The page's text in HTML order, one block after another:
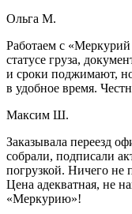
Ольга М.
Работаем с
статусе груза,
и сроки поджимают,
в удобное время.
Максим Ш.
Заказывала переезд
собрали, подписали
погрузкой. Ничего не
Цена адекватная, не
«Меркурию»!